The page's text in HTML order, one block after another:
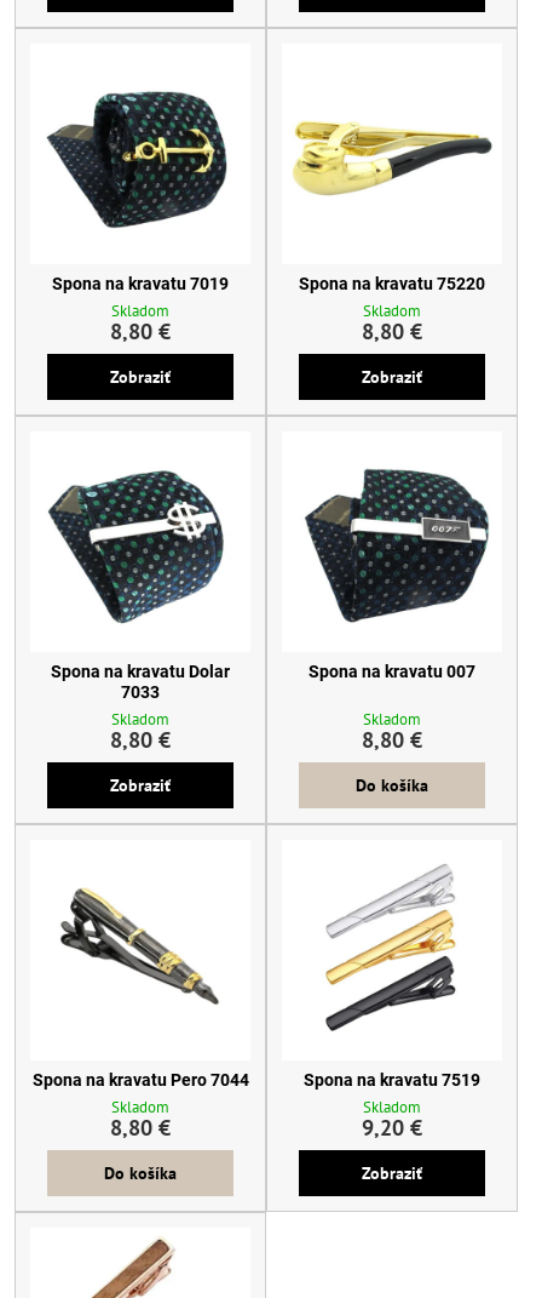
Spona na kravatu 7019
Skladom
8,80 €
Zobraziť
Spona na kravatu 75220
Skladom
8,80 €
Zobraziť
Spona na kravatu Dolar
7033
Skladom
8,80 €
Zobraziť
Spona na kravatu 007
Skladom
8,80 €
Do košíka
Spona na kravatu Pero 7044
Skladom
8,80 €
Do košíka
Spona na kravatu 7519
Skladom
9,20 €
Zobraziť